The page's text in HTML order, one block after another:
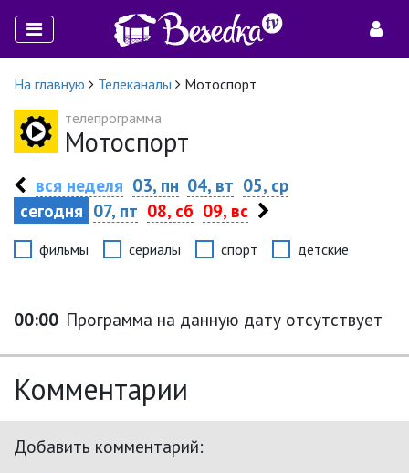
На главную Телеканалы
Мотоспорт
телепрограмма
Мотоспорт
вся неделя 03, пн 04, вт 05, ср
сегодня 07, пт 08, сб 09, вс
фильмы сериалы спорт детские
00:00 Программа на данную дату отсутствует
Комментарии
Добавить комментарий: